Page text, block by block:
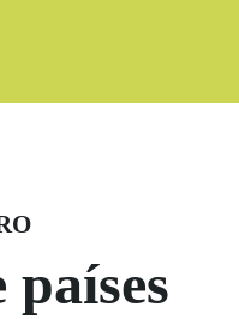
del evento
países